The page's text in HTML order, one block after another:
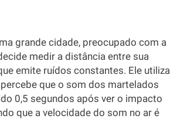
grande cidade, preocupado com a
medir a distância entre sua
emite ruídos constantes. Ele utiliza
que o som dos martelados
0,5 segundos após ver o impacto
que a velocidade do som no ar é